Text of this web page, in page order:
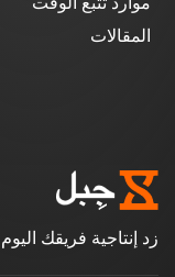
المقالات
زد إنتاجية فريقك اليوم